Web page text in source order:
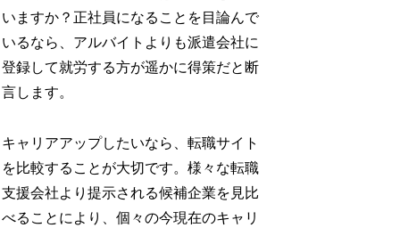
いますか？正社員になることを目論んで
いるなら、アルバイトよりも派遣会社に
登録して就労する方が遥かに得策だと断
言します。
キャリアアップしたいなら、転職サイト
を比較することが大切です。様々な転職
支援会社より提示される候補企業を見比
べることにより、個々の今現在のキャリ